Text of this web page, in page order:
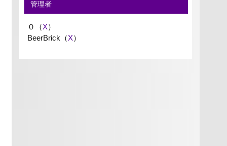
管理者
０（X）
BeerBrick（X）